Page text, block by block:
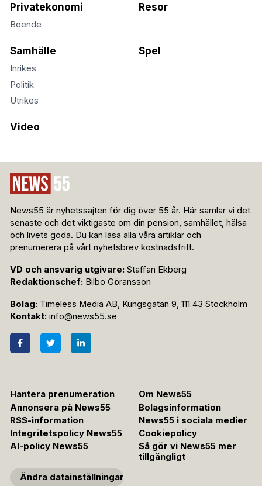
Privatekonomi
Boende
Resor
Samhälle
Inrikes
Politik
Utrikes
Spel
Video
News55 är nyhetssajten för dig över 55 år. Här samlar vi det
senaste och det viktigaste om din pension, samhället, hälsa
och livets goda. Du kan läsa alla våra artiklar och
prenumerera på vårt nyhetsbrev kostnadsfritt.
VD och ansvarig utgivare: Staffan Ekberg
Redaktionschef: Bilbo Göransson
Bolag: Timeless Media AB, Kungsgatan 9, 111 43 Stockholm
Kontakt: info@news55.se
Hantera prenumeration
Om News55
Annonsera på News55
Bolagsinformation
RSS-information
News55 i sociala medier
Integritetspolicy News55
Cookiepolicy
AI-policy News55
Så gör vi News55 mer
tillgängligt
Ändra datainställningar